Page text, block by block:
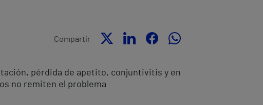
Compartir
pérdida de apetito, conjuntivitis y en
no remiten el problema